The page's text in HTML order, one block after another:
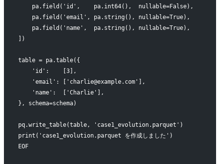
    pa.field('id',    pa.int64(),  nullable=False),
    pa.field('email', pa.string(), nullable=True),
    pa.field('name',  pa.string(), nullable=True),
])
table = pa.table({
    'id':    [3],
    'email': ['charlie@example.com'],
    'name':  ['Charlie'],
}, schema=schema)
pq.write_table(table, 'case1_evolution.parquet')
print('case1_evolution.parquet を作成しました')
EOF